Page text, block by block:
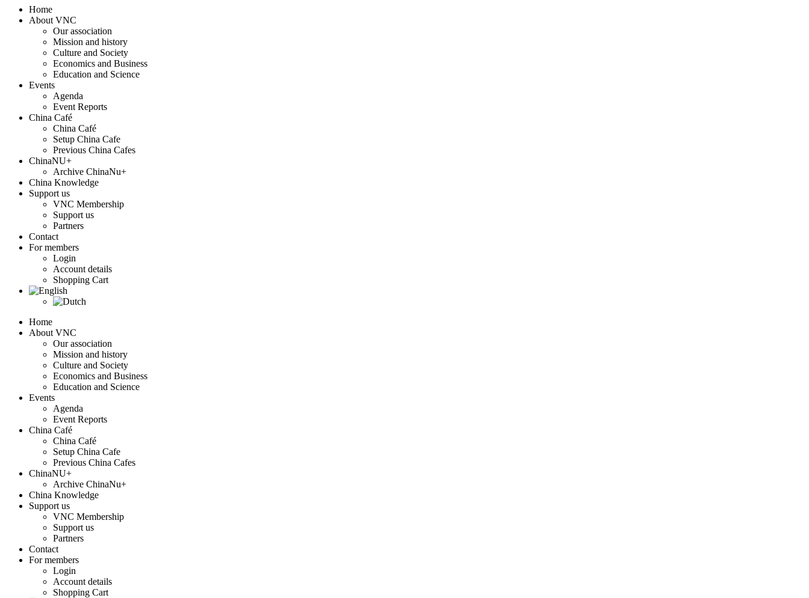
Home
About VNC
Our association
Mission and history
Culture and Society
Economics and Business
Education and Science
Events
Agenda
Event Reports
China Café
China Café
Setup China Cafe
Previous China Cafes
ChinaNU+
Archive ChinaNu+
China Knowledge
Support us
VNC Membership
Support us
Partners
Contact
For members
Login
Account details
Shopping Cart
Home
About VNC
Our association
Mission and history
Culture and Society
Economics and Business
Education and Science
Events
Agenda
Event Reports
China Café
China Café
Setup China Cafe
Previous China Cafes
ChinaNU+
Archive ChinaNu+
China Knowledge
Support us
VNC Membership
Support us
Partners
Contact
For members
Login
Account details
Shopping Cart